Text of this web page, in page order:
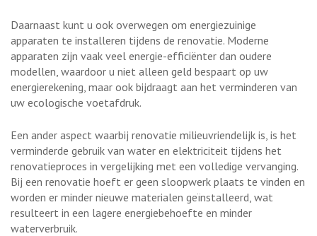
Daarnaast kunt u ook overwegen om energiezuinige
apparaten te installeren tijdens de renovatie. Moderne
apparaten zijn vaak veel energie-efficiënter dan oudere
modellen, waardoor u niet alleen geld bespaart op uw
energierekening, maar ook bijdraagt aan het verminderen van
uw ecologische voetafdruk.
Een ander aspect waarbij renovatie milieuvriendelijk is, is het
verminderde gebruik van water en elektriciteit tijdens het
renovatieproces in vergelijking met een volledige vervanging.
Bij een renovatie hoeft er geen sloopwerk plaats te vinden en
worden er minder nieuwe materialen geïnstalleerd, wat
resulteert in een lagere energiebehoefte en minder
waterverbruik.